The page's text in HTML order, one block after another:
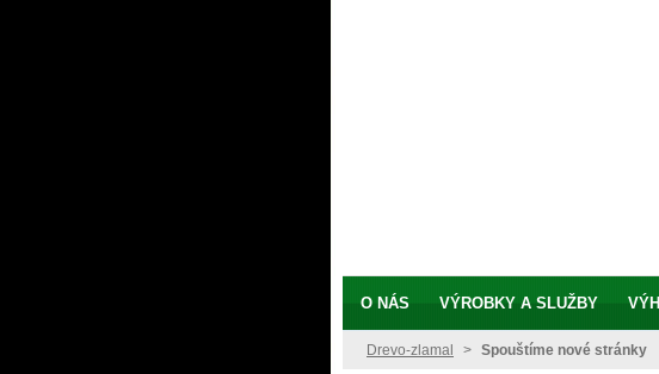
Drevo-zlamal > Spouštíme nové stránky
O NÁS VÝROBKY A SLUŽBY